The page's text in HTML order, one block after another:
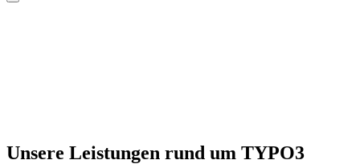
Unsere Leistungen rund um TYPO3